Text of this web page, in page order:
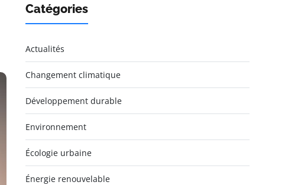
Catégories
Actualités
Changement climatique
Développement durable
Environnement
Écologie urbaine
Énergie renouvelable